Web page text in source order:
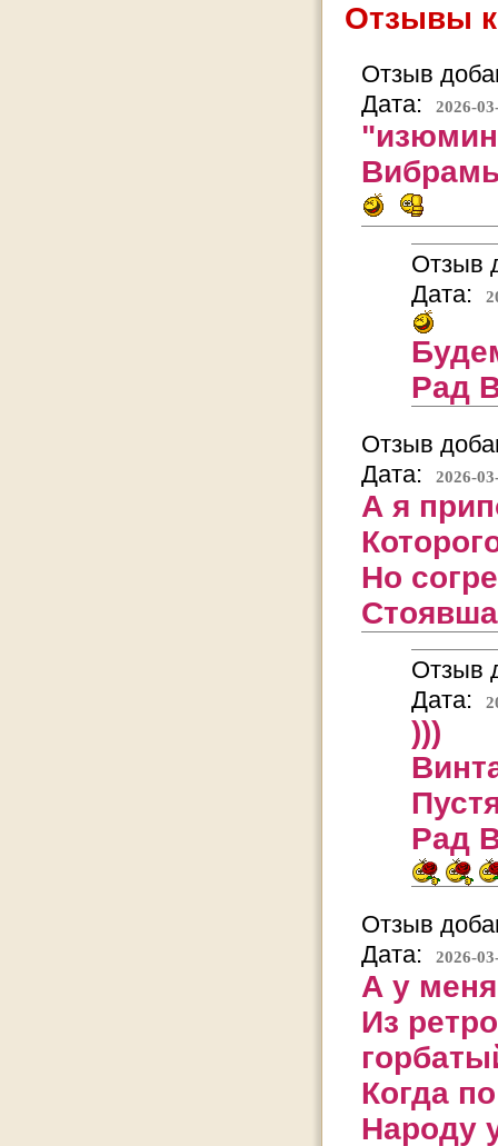
Отзывы
Отзыв
Дата:
2026-
Отзыв
Дата:
Рад
Отзыв
Дата:
2026-
А я
Но
Отзыв
Дата:
)))
Рад
Отзыв
Дата:
2026-
А у
Из
Когда
Народу